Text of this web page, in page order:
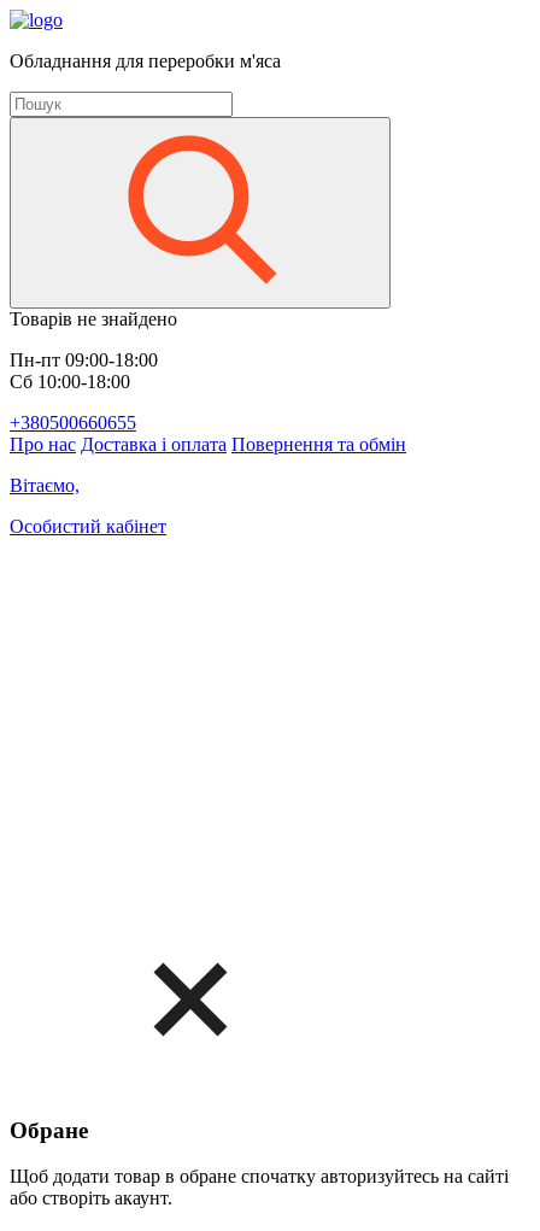
Обладнання для переробки м'яса
Товарів не знайдено
Пн-пт 09:00-18:00
Сб 10:00-18:00
+380500660655
Про нас Доставка і оплата Повернення та обмін
Вітаємо,
Особистий кабінет
Обране
Щоб додати товар в обране спочатку авторизуйтесь на сайті
або створіть акаунт.